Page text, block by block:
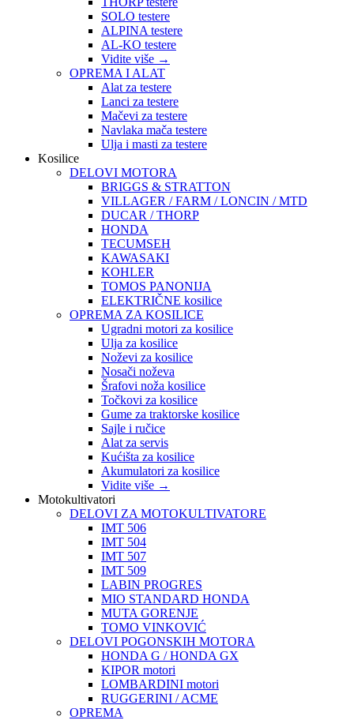
SOLO testere
ALPINA testere
AL-KO testere
Vidite više →
OPREMA I ALAT
Alat za testere
Lanci za testere
Mačevi za testere
Navlaka mača testere
Ulja i masti za testere
Kosilice
DELOVI MOTORA
BRIGGS & STRATTON
VILLAGER / FARM / LONCIN / MTD
DUCAR / THORP
HONDA
TECUMSEH
KAWASAKI
KOHLER
TOMOS PANONIJA
ELEKTRIČNE kosilice
OPREMA ZA KOSILICE
Ugradni motori za kosilice
Ulja za kosilice
Noževi za kosilice
Nosači noževa
Šrafovi noža kosilice
Točkovi za kosilice
Gume za traktorske kosilice
Sajle i ručice
Alat za servis
Kućišta za kosilice
Akumulatori za kosilice
Vidite više →
Motokultivatori
DELOVI ZA MOTOKULTIVATORE
IMT 506
IMT 504
IMT 507
IMT 509
LABIN PROGRES
MIO STANDARD HONDA
MUTA GORENJE
TOMO VINKOVIĆ
DELOVI POGONSKIH MOTORA
HONDA G / HONDA GX
KIPOR motori
LOMBARDINI motori
RUGGERINI / ACME
OPREMA